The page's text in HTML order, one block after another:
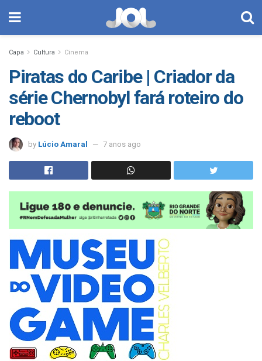
Capa Cultura Cinema
Piratas do Caribe | Criador da
série Chernobyl fará roteiro do
reboot
by Lúcio Amaral 7 anos ago